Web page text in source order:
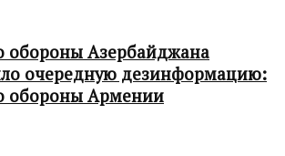
обороны Азербайджана
очередную дезинформацию:
обороны Армении